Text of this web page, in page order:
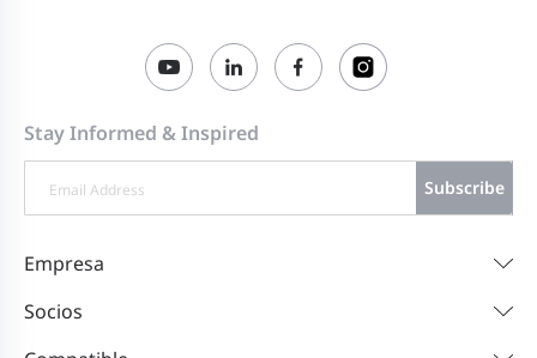
Stay Informed & Inspired
Subscribe
Empresa
Socios